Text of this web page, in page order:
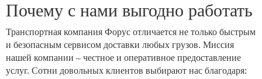
Почему с нами выгодно работать
Транспортная компания Форус отличается не только быстрым
и безопасным сервисом доставки любых грузов. Миссия
нашей компании – честное и оперативное предоставление
услуг. Сотни довольных клиентов выбирают нас благодаря: